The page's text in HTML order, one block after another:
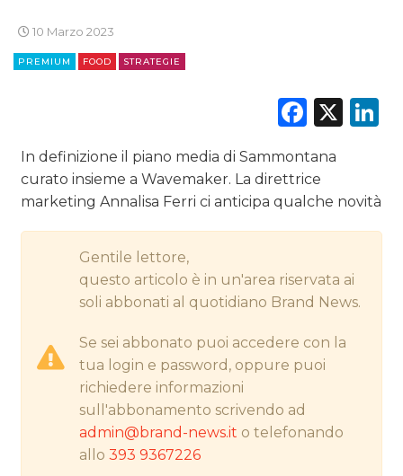
EDITORIA
TV
RICERCHE
PREVISIONI/SCENARI
NORMATIVE
10 Marzo 2023
PREMIUM FOOD STRATEGIE
X
In definizione il piano media di Sammontana
curato insieme a Wavemaker. La direttrice
marketing Annalisa Ferri ci anticipa qualche novità
Gentile lettore,
questo articolo è in un'area riservata ai
soli abbonati al quotidiano Brand News.
Se sei abbonato puoi accedere con la
tua login e password, oppure puoi
richiedere informazioni
sull'abbonamento scrivendo ad
admin@brand-news.it o telefonando
allo393 9367226